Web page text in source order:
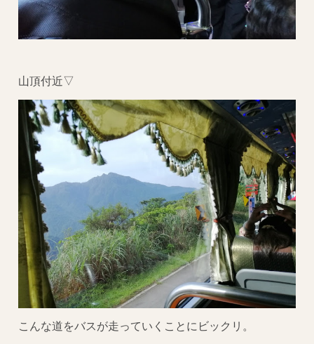
山頂付近▽
こんな道をバスが走っていくことにビックリ。